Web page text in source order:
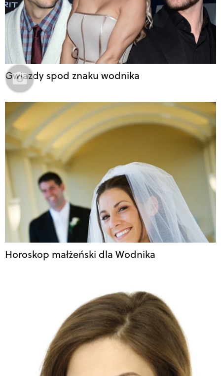
Gwiazdy spod znaku wodnika
Horoskop małżeński dla Wodnika